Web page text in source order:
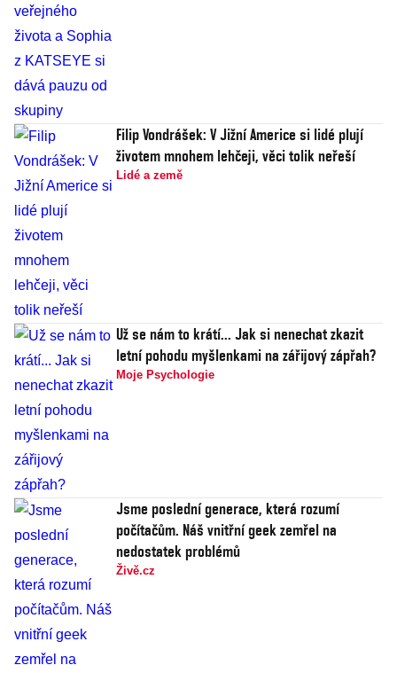
Filip Vondrášek: V Jižní Americe si lidé plují
životem mnohem lehčeji, věci tolik neřeší
Lidé a země
Už se nám to krátí... Jak si nenechat zkazit
letní pohodu myšlenkami na zářijový zápřah?
Moje Psychologie
Jsme poslední generace, která rozumí
počítačům. Náš vnitřní geek zemřel na
nedostatek problémů
Živě.cz